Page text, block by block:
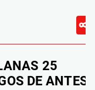
25
DE ANTES